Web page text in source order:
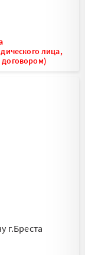
лица,
г.Бреста